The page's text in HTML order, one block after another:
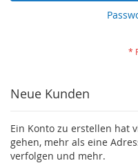
Neue Kunden
Ein Konto zu erstellen hat
gehen, mehr als eine
verfolgen und mehr.